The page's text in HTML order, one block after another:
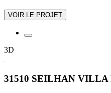
VOIR LE PROJET
3D
31510 SEILHAN VILLA